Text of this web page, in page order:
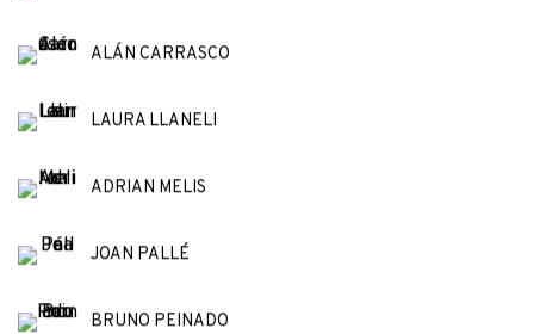
ALÁN CARRASCO
LAURA LLANELI
ADRIAN MELIS
JOAN PALLÉ
BRUNO PEINADO